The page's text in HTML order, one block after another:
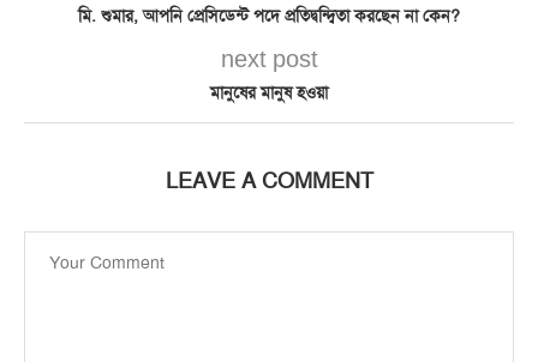
মি. শুমার, আপনি প্রেসিডেন্ট পদে প্রতিদ্বন্দ্বিতা করছেন না কেন?
next post
মানুষের মানুষ হওয়া
LEAVE A COMMENT